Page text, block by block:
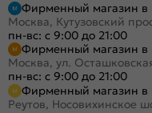
Фирменный магазин в
Москва, Кутузовский
пн-вс: с 9:00 до 21:00
Фирменный магазин в
Москва, ул.
пн-вс: с 9:00 до 21:00
Фирменный магазин в
Реутов, Носовихинское